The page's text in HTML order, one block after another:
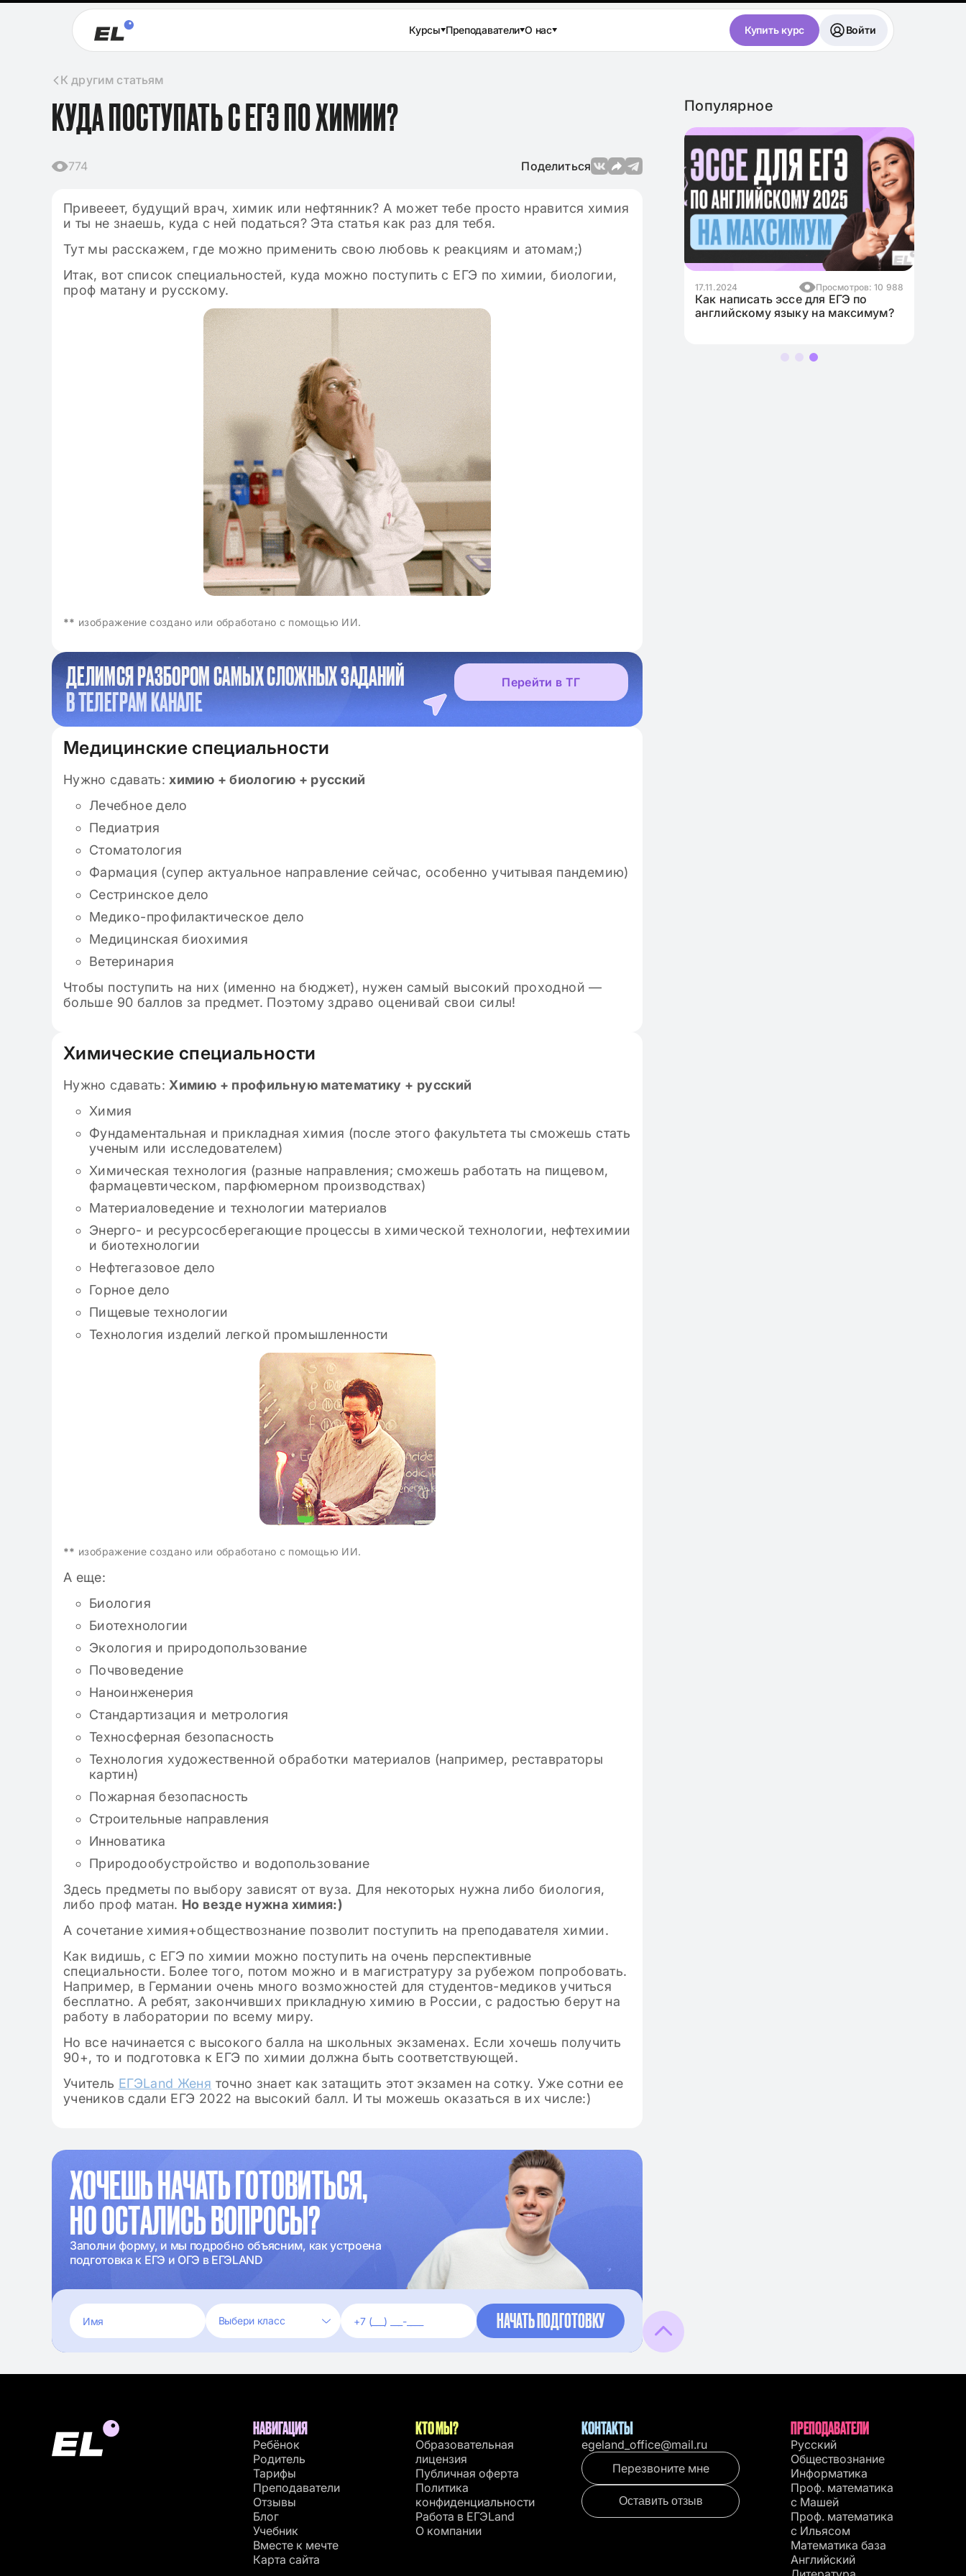
Курсы Преподаватели О нас Купить курс Войти
К другим статьям
КУДА ПОСТУПАТЬ С ЕГЭ ПО ХИМИИ?
774 Поделиться
Привееет, будущий врач, химик или нефтянник? А может тебе просто нравится химия
и ты не знаешь, куда с ней податься? Эта статья как раз для тебя.
Тут мы расскажем, где можно применить свою любовь к реакциям и атомам;)
Итак, вот список специальностей, куда можно поступить с ЕГЭ по химии, биологии,
проф матану и русскому.
** изображение создано или обработано с помощью ИИ.
ДЕЛИМСЯ РАЗБОРОМ САМЫХ СЛОЖНЫХ ЗАДАНИЙ
В ТЕЛЕГРАМ КАНАЛЕ
Перейти в ТГ
Медицинские специальности
Нужно сдавать:химию + биологию + русский
Лечебное дело
Педиатрия
Стоматология
Фармация (супер актуальное направление сейчас, особенно учитывая пандемию)
Сестринское дело
Медико-профилактическое дело
Медицинская биохимия
Ветеринария
Чтобы поступить на них (именно на бюджет), нужен самый высокий проходной —
больше 90 баллов за предмет. Поэтому здраво оценивай свои силы!
Химические специальности
Нужно сдавать: Химию + профильную математику + русский
Химия
Фундаментальная и прикладная химия (после этого факультета ты сможешь стать
ученым или исследователем)
Химическая технология (разные направления; сможешь работать на пищевом,
фармацевтическом, парфюмерном производствах)
Материаловедение и технологии материалов
Энерго- и ресурсосберегающие процессы в химической технологии, нефтехимии
и биотехнологии
Нефтегазовое дело
Горное дело
Пищевые технологии
Технология изделий легкой промышленности
** изображение создано или обработано с помощью ИИ.
А еще:
Биология
Биотехнологии
Экология и природопользование
Почвоведение
Наноинженерия
Стандартизация и метрология
Техносферная безопасность
Технология художественной обработки материалов (например, реставраторы
картин)
Пожарная безопасность
Строительные направления
Инноватика
Природообустройство и водопользование
Здесь предметы по выбору зависят от вуза. Для некоторых нужна либо биология,
либо проф матан. Но везде нужна химия:)
А сочетание химия+обществознание позволит поступить на преподавателя химии.
Как видишь, с ЕГЭ по химии можно поступить на очень перспективные
специальности. Более того, потом можно и в магистратуру за рубежом попробовать.
Например, в Германии очень много возможностей для студентов-медиков учиться
бесплатно. А ребят, закончивших прикладную химию в России, с радостью берут на
работу в лаборатории по всему миру.
Но все начинается с высокого балла на школьных экзаменах. Если хочешь получить
90+, то и подготовка к ЕГЭ по химии должна быть соответствующей.
Учитель ЕГЭLand Женя точно знает как затащить этот экзамен на сотку. Уже сотни ее
учеников сдали ЕГЭ 2022 на высокий балл. И ты можешь оказаться в их числе:)
ХОЧЕШЬ НАЧАТЬ ГОТОВИТЬСЯ,
НО ОСТАЛИСЬ ВОПРОСЫ?
Заполни форму, и мы подробно объясним, как устроена
подготовка к ЕГЭ и ОГЭ в ЕГЭLAND
Популярное
09.11.2024
Клише для итогового сочинения
2024-2025 по литературе в 11
классе: готовые шаблоны
в ЕГЭ по русскому языку 2025
17.11.2024 Просмотров: 10 988
Как написать эссе для ЕГЭ по
английскому языку на максимум?
НАВИГАЦИЯ
Ребёнок
Родитель
Тарифы
Преподаватели
Отзывы
Блог
Учебник
Вместе к мечте
Карта сайта
КТО МЫ?
Образовательная
лицензия
Публичная оферта
Политика
конфиденциальности
Работа в EГЭLand
О компании
КОНТАКТЫ
egeland_office@mail.ru
Перезвоните мне
Оставить отзыв
ПРЕПОДАВАТЕЛИ
Русский
Обществознание
Информатика
Проф. математика
с Машей
Проф. математика
c Ильясом
Математика база
Английский